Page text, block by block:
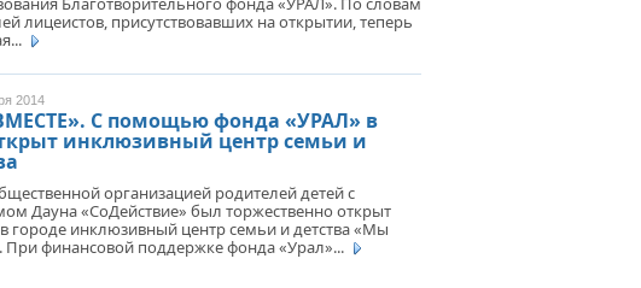
ЧТОБЫ УРОК БЫЛ ИНТЕРЕСНЫМ. В
БАШКИРСКОГО ЯЗЫКА
ПЕДАГОГОВ ВАЖНО СОЗДАВАТЬ
УСЛОВИЯ ДЛЯ РАБОТЫ
лицеистов, присутствовавших на открытии, теперь
2014
С помощью фонда «УРАЛ» в
инклюзивный центр семьи и
организацией родителей детей с
Дауна «СоДействие» был торжественно открыт
городе инклюзивный центр семьи и детства «Мы
При финансовой поддержке фонда «Урал»...